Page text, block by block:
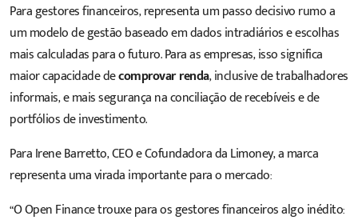
Para gestores financeiros, representa um passo decisivo rumo a
um modelo de gestão baseado em dados intradiários e escolhas
mais calculadas para o futuro. Para as empresas, isso significa
maior capacidade decomprovar renda, inclusive de trabalhadores
informais, e mais segurança na conciliação de recebíveis e de
portfólios de investimento.
Para Irene Barretto, CEO e Cofundadora da Limoney, a marca
representa uma virada importante para o mercado:
“O Open Finance trouxe para os gestores financeiros algo inédito: